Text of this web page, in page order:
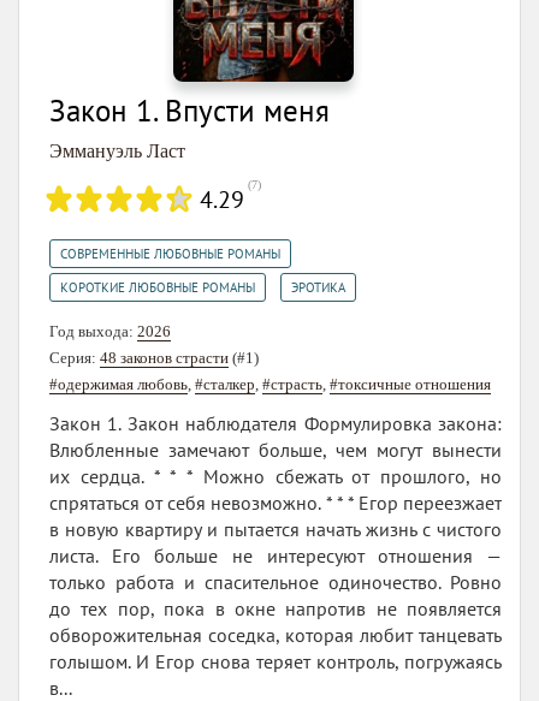
Закон 1. Впусти меня
Эммануэль Ласт
4.29 (7)
СОВРЕМЕННЫЕ ЛЮБОВНЫЕ РОМАНЫ
КОРОТКИЕ ЛЮБОВНЫЕ РОМАНЫ ЭРОТИКА
Год выхода: 2026
Серия: 48 законов страсти (#1)
#одержимая любовь, #сталкер, #страсть, #токсичные отношения
Закон 1. Закон наблюдателя Формулировка закона:
Влюбленные замечают больше, чем могут вынести
их сердца. * * * Можно сбежать от прошлого, но
спрятаться от себя невозможно. * * * Егор переезжает
в новую квартиру и пытается начать жизнь с чистого
листа. Его больше не интересуют отношения —
только работа и спасительное одиночество. Ровно
до тех пор, пока в окне напротив не появляется
обворожительная соседка, которая любит танцевать
голышом. И Егор снова теряет контроль, погружаясь
в...